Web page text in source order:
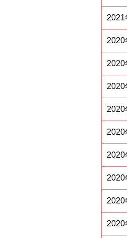
2021
2020
2020
2020
2020
2020
2020
2020
2020
2020